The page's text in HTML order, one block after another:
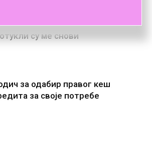
су ме снови
за одабир правог кеш
за своје потребе